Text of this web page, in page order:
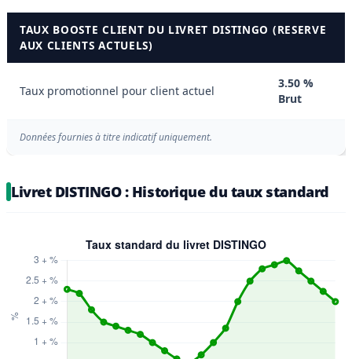
TAUX BOOSTE CLIENT DU LIVRET DISTINGO (RESERVE
AUX CLIENTS ACTUELS)
Taux promotionnel pour client actuel
3.50 %
Brut
Données fournies à titre indicatif uniquement.
Livret DISTINGO : Historique du taux standard